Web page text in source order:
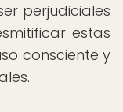
perjudiciales
estas
consciente y